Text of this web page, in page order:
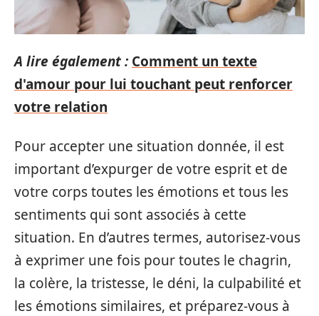
A lire également : Comment un texte
d'amour pour lui touchant peut renforcer
votre relation
Pour accepter une situation donnée, il est
important d’expurger de votre esprit et de
votre corps toutes les émotions et tous les
sentiments qui sont associés à cette
situation. En d’autres termes, autorisez-vous
à exprimer une fois pour toutes le chagrin,
la colère, la tristesse, le déni, la culpabilité et
les émotions similaires, et préparez-vous à